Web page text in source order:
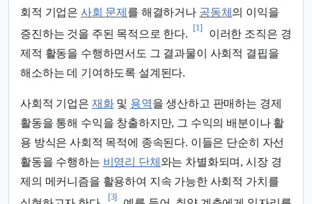
회적 기업은 사회 문제 를 해결하거나 공동체 의 이익을
증진하는 것을 주된 목적으로 한다.
[1]
이러한 조직은 경
제적 활동을 수행하면서도 그 결과물이 사회적 결핍을
해소하는 데 기여하도록 설계된다.
사회적 기업은 재화및 용역을 생산하고 판매하는 경제
활동을 통해 수익을 창출하지만, 그 수익의 배분이나 활
용 방식은 사회적 목적에 종속된다. 이들은 단순히 자선
활동을 수행하는 비영리 단체 와는 차별화되며, 시장 경
제의 메커니즘을 활용하여 지속 가능한 사회적 가치를
[3]